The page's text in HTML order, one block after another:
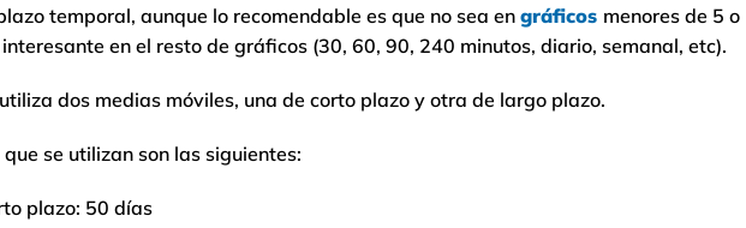
temporal, aunque lo recomendable es que no sea en gráficos menores de 5 o
en el resto de gráficos (30, 60, 90, 240 minutos, diario, semanal, etc).
utiliza dos medias móviles, una de corto plazo y otra de largo plazo.
se utilizan son las siguientes:
plazo: 50 días